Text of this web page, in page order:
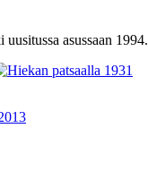
asussaan 1994.